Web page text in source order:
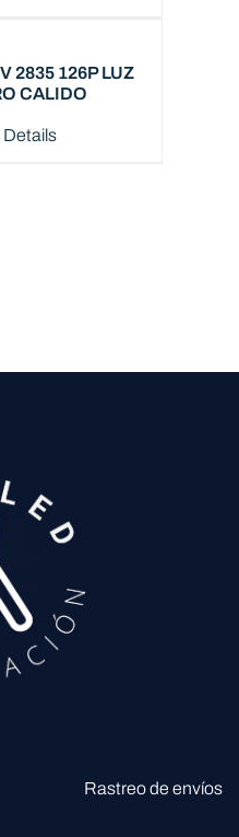
2835 126P LUZ
CALIDO
Details
Rastreo de envíos